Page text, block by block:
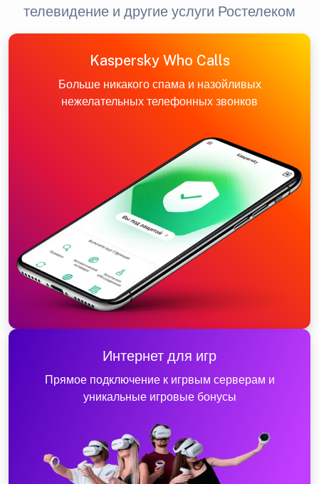
телевидение и другие услуги Ростелеком
Kaspersky Who Calls
Больше никакого спама и назойливых
нежелательных телефонных звонков
Интернет для игр
Прямое подключение к игрвым серверам и
уникальные игровые бонусы